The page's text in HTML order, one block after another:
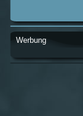
Werbung